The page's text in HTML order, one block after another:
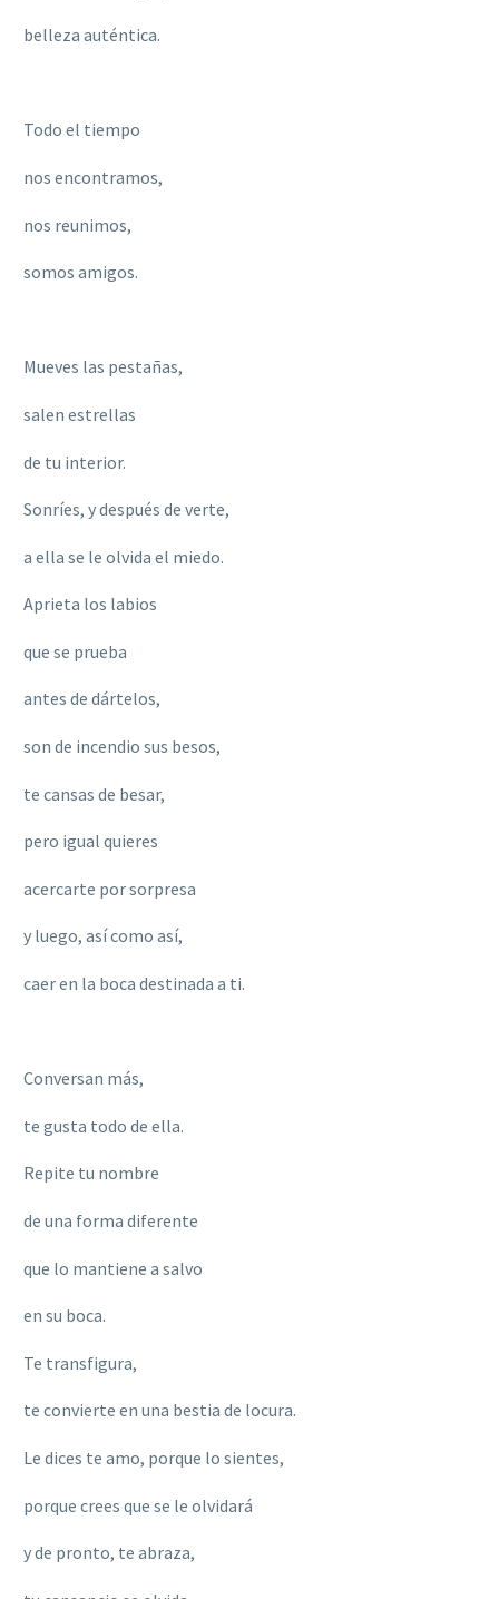
belleza auténtica.
Todo el tiempo
nos encontramos,
nos reunimos,
somos amigos.
Mueves las pestañas,
salen estrellas
de tu interior.
Sonríes, y después de verte,
a ella se le olvida el miedo.
Aprieta los labios
que se prueba
antes de dártelos,
son de incendio sus besos,
te cansas de besar,
pero igual quieres
acercarte por sorpresa
y luego, asícomo así,
caer en la boca destinada a ti.
Conversan más,
te gusta todo de ella.
Repite tu nombre
de una forma diferente
que lo mantiene a salvo
en su boca.
Te transfigura,
te convierte en una bestia de locura.
Le dices te amo, porque lo sientes,
porque crees que se le olvidará
y de pronto, te abraza,